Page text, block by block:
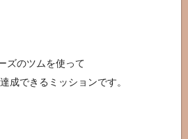
ズのツムを使って
成できるミッションです。